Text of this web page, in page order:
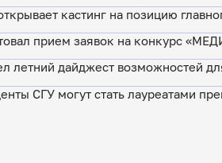
кастинг на позицию
прием заявок на конкурс
летний дайджест возможностей
СГУ могут стать лауреатами